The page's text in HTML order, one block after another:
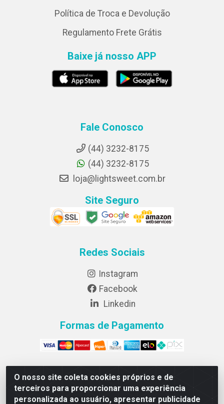
O nosso site coleta cookies próprios e de
terceiros para proporcionar uma experiência
personalizada ao usuário, apresentar publicidade
Política de Troca e Devolução
Regulamento Frete Grátis
Baixe já nosso APP
Fale Conosco
(44) 3232-8175
(44) 3232-8175
loja@lightsweet.com.br
Site Seguro
Redes Sociais
Instagram
Facebook
Linkedin
Formas de Pagamento
Lightsweet Industria e comercio de Alimentos LTDA -
CNPJ 82.015.652/0001-64 - Rodovia BR 376, km 188,